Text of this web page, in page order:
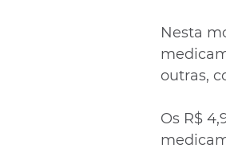
Nesta
outras,
Os R$